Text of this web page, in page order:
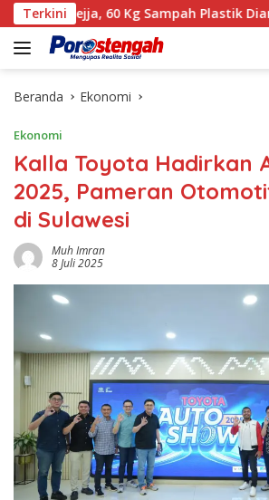
Langsung
ke
konten
Terkini
60 Kg Sampah Plastik Diangkut
Beranda Ekonomi
Ekonomi
Kalla Toyota Hadirkan
2025, Pameran
di Sulawesi
Muh Imran
8 Juli 2025